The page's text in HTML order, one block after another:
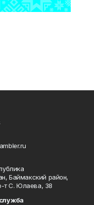
Баймакский район,
т С. Юлаева, 38